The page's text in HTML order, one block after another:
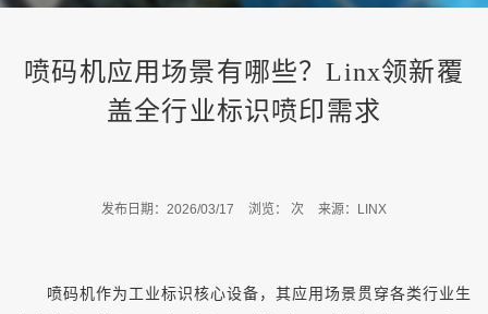
喷码机应用场景有哪些？Linx领新覆
盖全行业标识喷印需求
发布日期：2026/03/17 浏览： 次 来源：LINX
喷码机作为工业标识核心设备，其应用场景贯穿各类行业生